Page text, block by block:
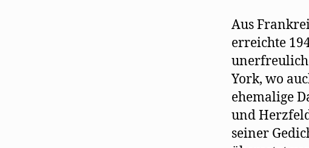
Aus
erreichte
York, wo
ehemalige
und
seiner